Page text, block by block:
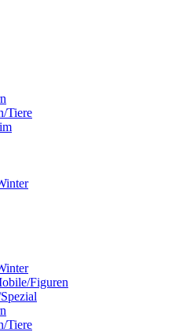
Tiere
Figuren
Tiere